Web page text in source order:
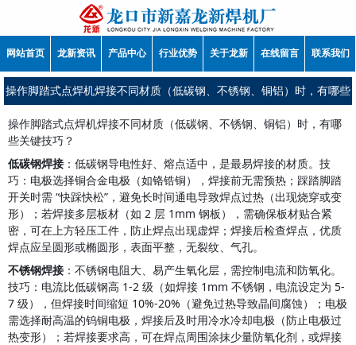
网站首页 龙新资讯 产品中心 行业优势 关于龙新 在线留言 联系我们
操作脚踏式点焊机焊接不同材质（低碳钢、不锈钢、铜铝）时，有哪些
关键技巧？
操作脚踏式点焊机焊接不同材质（低碳钢、不锈钢、铜铝）时，有哪
些关键技巧？
低碳钢焊接 ：低碳钢导电性好、熔点适中，是最易焊接的材质。技
巧：电极选择铜合金电极（如铬锆铜），焊接前无需预热；踩踏脚踏
开关时需 “快踩快松”，避免长时间通电导致焊点过热（出现烧穿或变
形）；若焊接多层板材（如 2 层 1mm 钢板），需确保板材贴合紧
密，可在上方轻压工件，防止焊点出现虚焊；焊接后检查焊点，优质
焊点应呈圆形或椭圆形，表面平整，无裂纹、气孔。
不锈钢焊接 ：不锈钢电阻大、易产生氧化层，需控制电流和防氧化。
技巧：电流比低碳钢高 1-2 级（如焊接 1mm 不锈钢，电流设定为 5-
7 级），但焊接时间缩短 10%-20%（避免过热导致晶间腐蚀）；电极
需选择耐高温的钨铜电极，焊接后及时用冷水冷却电极（防止电极过
热变形）；若焊接要求高，可在焊点周围涂抹少量防氧化剂，或焊接